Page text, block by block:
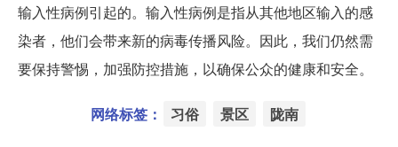
输入性病例引起的。输入性病例是指从其他地区输入的感
染者，他们会带来新的病毒传播风险。因此，我们仍然需
要保持警惕，加强防控措施，以确保公众的健康和安全。
网络标签： 习俗 景区 陇南